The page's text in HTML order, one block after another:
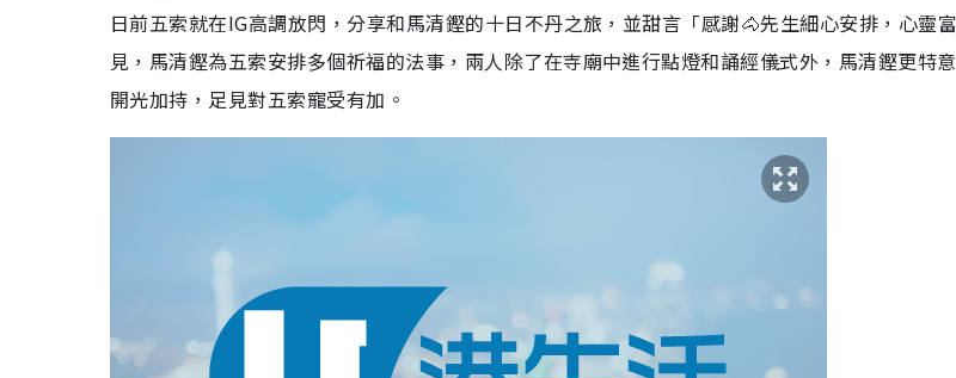
日前五索就在IG高調放閃，分享和馬清鏗的十日不丹之旅，並甜言「感謝🐴先生細心安排，心靈
見，馬清鏗為五索安排多個祈福的法事，兩人除了在寺廟中進行點燈和誦經儀式外，馬清鏗更特
開光加持，足見對五索寵受有加。